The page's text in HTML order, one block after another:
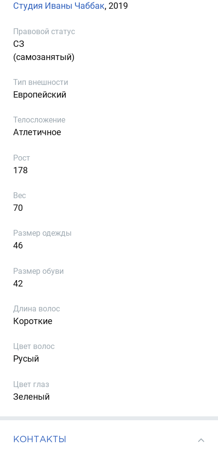
Студия Иваны Чаббак, 2019
Правовой статус
СЗ
(самозанятый)
Тип внешности
Европейский
Телосложение
Атлетичное
Рост
178
Вес
70
Размер одежды
46
Размер обуви
42
Длина волос
Короткие
Цвет волос
Русый
Цвет глаз
Зеленый
КОНТАКТЫ